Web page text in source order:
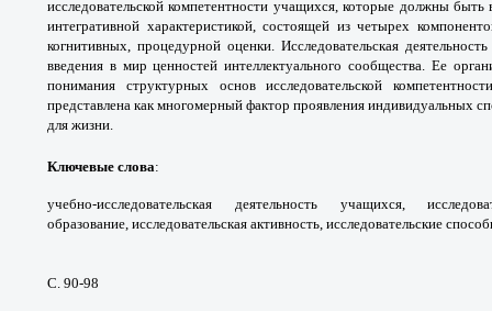
исследовательской компетентности учащихся, которые должны быть
интегративной характеристикой, состоящей из четырех
когнитивных, процедурной оценки. Исследовательская
введения в мирценностей интеллектуального сообщества. Ее
понимания структурных основисследовательской
представлена как многомерный фактор проявления индивидуальных
для жизни.
Ключевые слова:
учебно-исследовательская деятельность учащихся,
образование, исследовательская активность, исследовательские
С. 90-98